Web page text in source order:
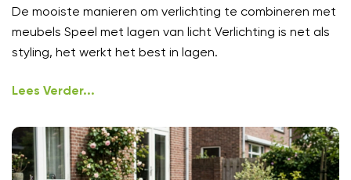
combineren met meubels
De mooiste manieren om verlichting te combineren met
meubels Speel met lagen van licht Verlichting is net als
styling, het werkt het best in lagen.
Lees Verder...